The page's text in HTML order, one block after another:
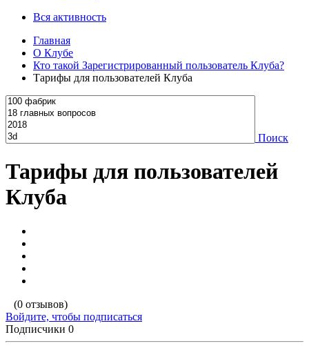
Вся активность
Главная
О Клубе
Кто такой Зарегистрированный пользователь Клуба?
Тарифы для пользователей Клуба
Поиск
Тарифы для пользователей
Клуба
(0 отзывов)
Войдите, чтобы подписаться
Подписчики 0